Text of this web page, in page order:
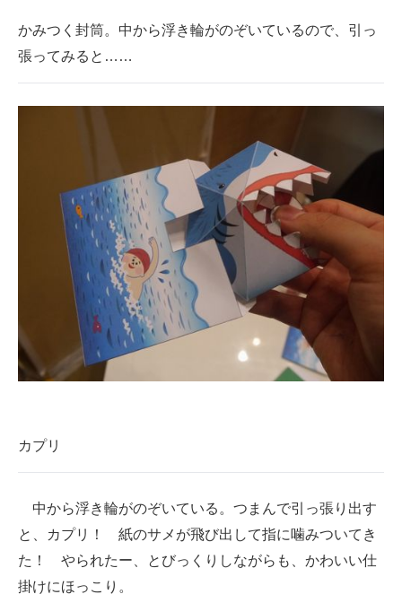
製造業のIT導入・活用を支援
エネルギーの専門メディア
建設×テクノロジーの最前線
ちょっと気になるネットの話題
かみつく封筒。中から浮き輪がのぞいているので、引っ
張ってみると……
カプリ
中から浮き輪がのぞいている。つまんで引っ張り出す
と、カプリ！ 紙のサメが飛び出して指に噛みついてき
た！ やられたー、とびっくりしながらも、かわいい仕
掛けにほっこり。